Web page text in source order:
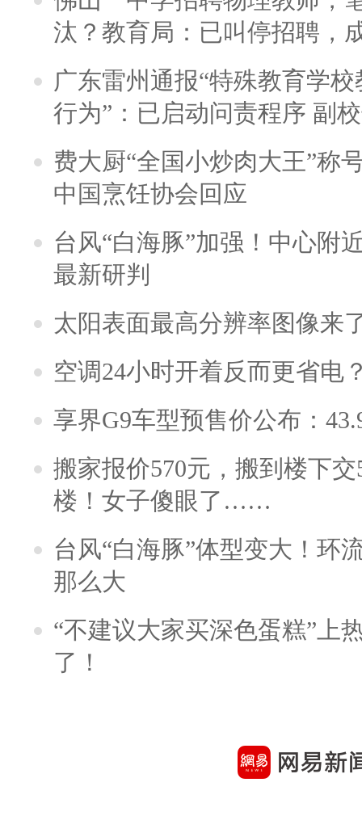
汰？教育局：已叫停招聘，
广东雷州通报“特殊教育学
行为”：已启动问责程序 副
费大厨“全国小炒肉大王”称
中国烹饪协会回应
台风“白海豚”加强！中心附
最新研判
太阳表面最高分辨率图像来
空调24小时开着反而更省电
享界G9车型预售价公布：
搬家报价570元，搬到楼下
楼！女子傻眼了……
台风“白海豚”体型变大！环
那么大
“不建议大家买深色蛋糕”上
了！